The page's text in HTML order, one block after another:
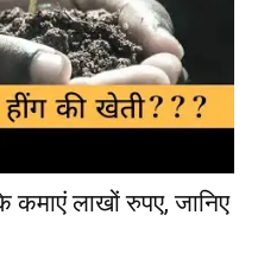
कमाएं लाखों रुपए, जानिए